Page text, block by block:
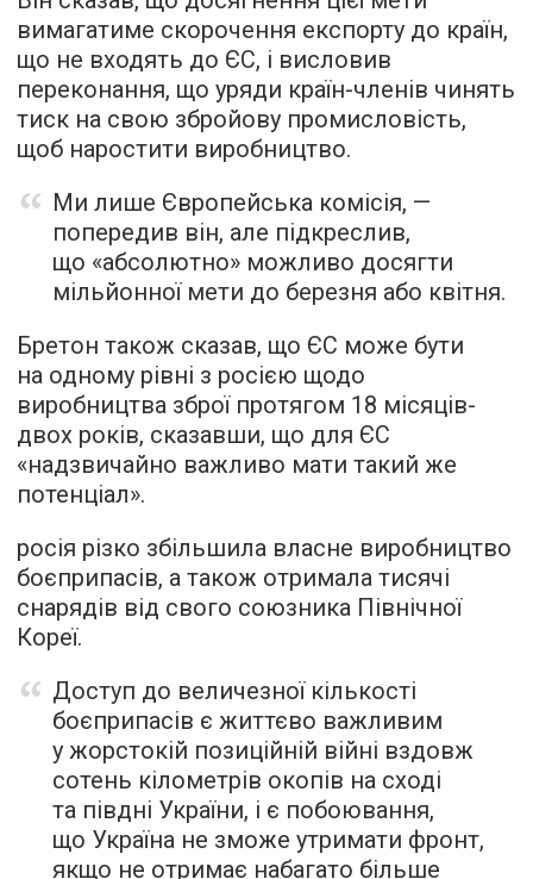
вимагатиме скорочення експорту до країн,
що не входять до ЄС, і висловив
переконання, що уряди країн-членів чинять
тиск на свою збройову промисловість,
щоб наростити виробництво.
Ми лише Європейська комісія, —
попередив він, але підкреслив,
що «абсолютно» можливо досягти
мільйонної мети до березня або квітня.
Бретон також сказав, що ЄС може бути
на одному рівні з росією щодо
виробництва зброї протягом 18 місяців-
двох років, сказавши, що для ЄС
«надзвичайно важливо мати такий же
потенціал».
росія різко збільшила власне виробництво
боєприпасів, а також отримала тисячі
снарядів від свого союзника Північної
Кореї.
Доступ до величезної кількості
боєприпасів є життєво важливим
у жорстокій позиційній війні вздовж
сотень кілометрів окопів на сході
та півдні України, і є побоювання,
що Україна не зможе утримати фронт,
якщо не отримає набагато більше